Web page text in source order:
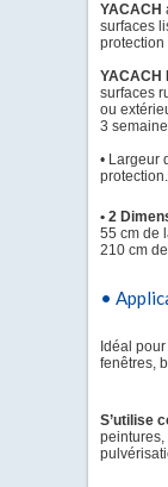
YACACH
surfaces
protection
YACACH
surfaces
ou
3
• Largeur
protection.
• 2
55 cm de
210 cm
•
Idéal
fenêtres,
S’utilise
peintures,